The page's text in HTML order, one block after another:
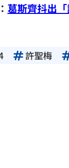
葛斯齊抖出
許聖梅